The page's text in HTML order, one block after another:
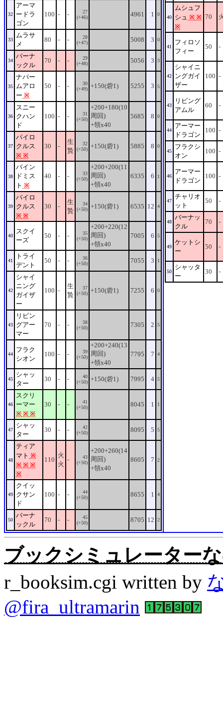
32
アーマ
ードラ
ゴン
100 - -
27
(+46)
4961 1 0
33
ムラサ
メ
80 - -
28
(+47)
5008 3 0
34
バーナ
ックル
70 - -
29
(+48)
5056 3 3
35
ナパー
ムアロ
ー ※
50 - -
30
(+49) +150(砦1) 5255 3 5
36
スニー
クハン
ド
100 - -
31
(+50)
+200+180(10
周回)
+領x40
5685 8 0
37
パイロ
クルス
※ ※
30 -
生
贄
32
(+50) +150(砦1) 5885 8 0
38
バイン
ドミス
ト ※
40 - -
33
(+50)
+200+200(11
周回)
+領x40
6335 6 1
39
パイロ
クルス
※ ※
30 -
生
贄
34
(+50) +150(砦1) 6535 12 4
40
スクイ
ーズ
50 - -
35
(+50)
+200+220(12
周回)
+領x40
7005 6 5
41
トライ
デント
50 - -
36
(+50)
7055 3 1
42
シャイ
ニング
ガイザ
ー
100 -
生
贄
37
(+50) +150(砦1) 7255 6 0
43
リビン
グアー
マー
70 - -
38
(+50)
7305 2 5
44
フラク
シオン
100 - -
39
(+50)
+200+240(13
周回)
+領x40
7795 7 4
45
シャッ
ター
30 - -
40
(+50) +150(砦1) 7995 4 5
46
スクリ
ーマー
※ ※ ※
30 - -
41
(+50)
8045 1 1
47
シャッ
ター
30 - -
42
(+50)
8095 5 5
48
ティア
マト ※
※ ※ ※
※
110
火
火
-
43
(+50)
+200+260(14
周回)
+領x40
8605 7 2
49
クイッ
クサン
ド
100 - -
44
(+50)
8655 1 4
50
バーナ
ックル
70 - -
45
(+50)
8705 12 2
40
ムシュフ
シュ ※ ※
※
70
41
フィロソ
フィー
50 -
42
シャイニ
ングガイ
ザー
100 -
43
リビング
アムル
60 -
44
アーマー
ドラゴン
100 -
45
フラクシ
オン
100 -
46
アーマー
ドラゴン
100 -
47
チャリオ
ット
50 -
48
バーナッ
クル
70 -
49
ケットシ
ー
50 -
50
シャッタ
ー
30 -
ブックシミュレーター
r_booksim.cgi written by
@fira_ultramarin